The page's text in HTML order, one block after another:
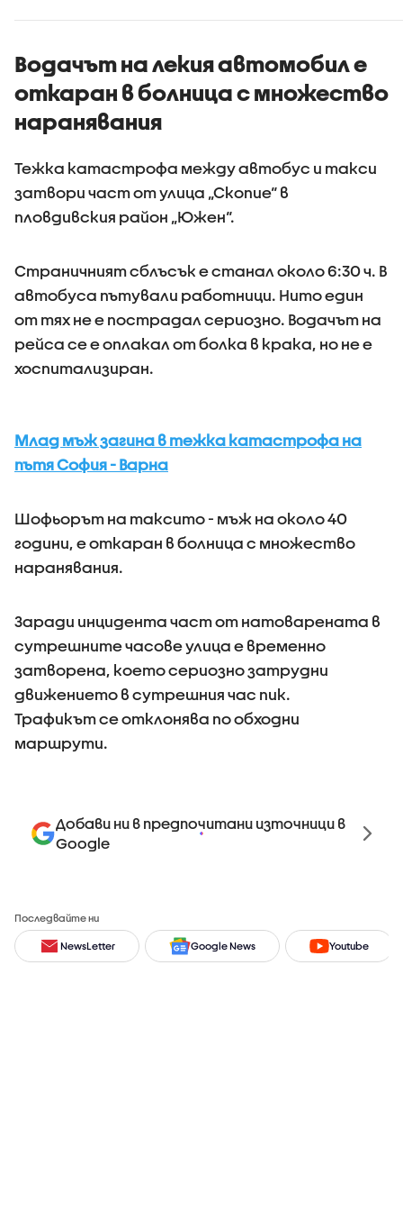
шофьор
Водачът на лекия автомобил е
откаран в болница с множество
наранявания
Тежка катастрофа между автобус и такси
затвори част от улица „Скопие“ в
пловдивския район „Южен“.
Страничният сблъсък е станал около 6:30 ч. В
автобуса пътували работници. Нито един
от тях не е пострадал сериозно. Водачът на
рейса се е оплакал от болка в крака, но не е
хоспитализиран.
Млад мъж загина в тежка катастрофа на
пътя София - Варна
Шофьорът на таксито - мъж на около 40
години, е откаран в болница с множество
наранявания.
Заради инцидента част от натоварената в
сутрешните часове улица е временно
затворена, което сериозно затрудни
движението в сутрешния час пик.
Трафикът се отклонява по обходни
маршрути.
Добави ни в предпочитани източници в
Google
Последвайте ни
NewsLetter Google News Youtube